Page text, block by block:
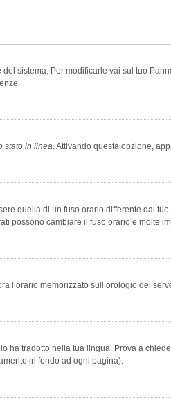
sistema. Per modificarle vai sul tuo
stato in linea. Attivando questa opzione,
quella di un fuso orario differente dal
possono cambiare il fuso orario e molte
l’orario memorizzato sull’orologio del
ha tradotto nella tua lingua. Prova a
in fondo ad ogni pagina).